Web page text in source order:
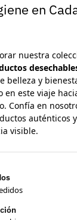
en
nuestra
belleza y
en este viaje
Confía en
auténticos
visible.